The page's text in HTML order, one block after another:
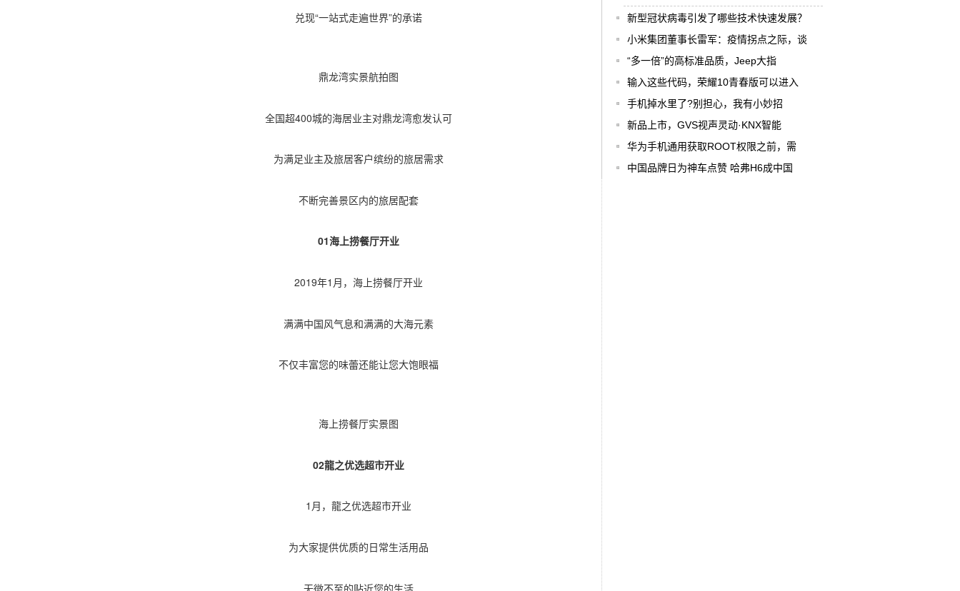
兑现“一站式走遍世界”的承诺
鼎龙湾实景航拍图
全国超400城的海居业主对鼎龙湾愈发认可
为满足业主及旅居客户缤纷的旅居需求
不断完善景区内的旅居配套
01海上捞餐厅开业
2019年1月，海上捞餐厅开业
满满中国风气息和满满的大海元素
不仅丰富您的味蕾还能让您大饱眼福
海上捞餐厅实景图
02龍之优选超市开业
1月，龍之优选超市开业
为大家提供优质的日常生活用品
无微不至的贴近您的生活
新型冠状病毒引发了哪些技术快速发展？
小米集团董事长雷军：疫情拐点之际，谈
“多一倍”的高标准品质，Jeep大指
输入这些代码，荣耀10青春版可以进入
手机掉水里了?别担心，我有小妙招
新品上市，GVS视声灵动·KNX智能
华为手机通用获取ROOT权限之前，需
中国品牌日为神车点赞 哈弗H6成中国